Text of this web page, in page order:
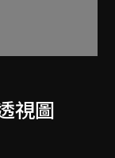
視圖